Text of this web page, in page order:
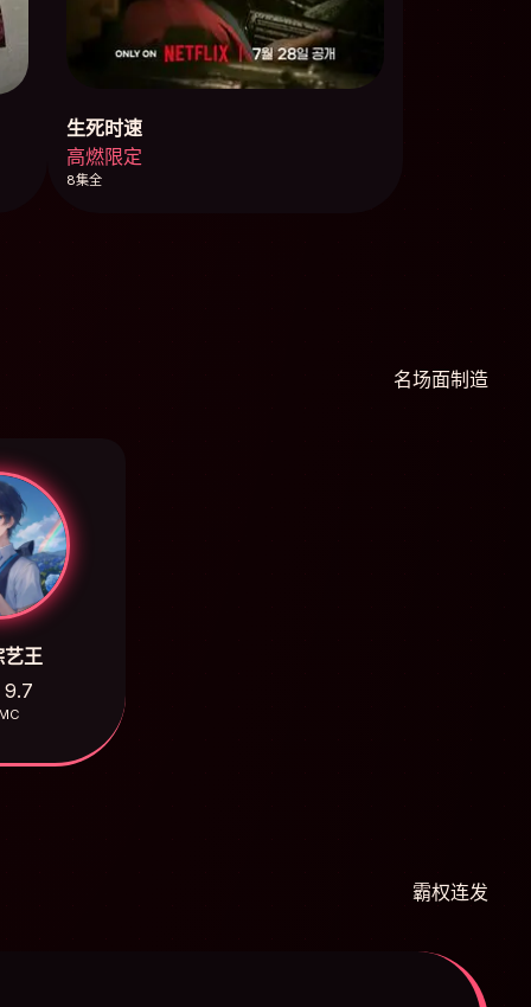
生死时速
高燃限定
8集全
名场面制造
王
霸权连发